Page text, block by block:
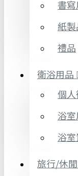
書
紙製
禮品
衛浴用品
個
浴
浴
旅行/休閒